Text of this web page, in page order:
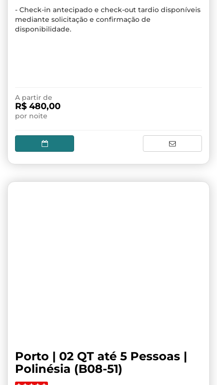
- Check-in antecipado e check-out tardio disponíveis
mediante solicitação e confirmação de
disponibilidade.
A partir de
R$ 480,00
por noite
Porto | 02 QT até 5 Pessoas |
Polinésia (B08-51)